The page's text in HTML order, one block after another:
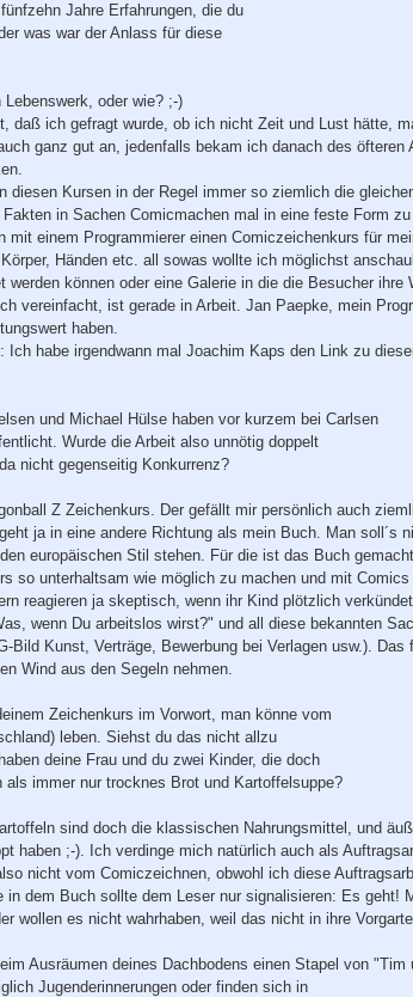
Jahre Erfahrungen, die du
was war der Anlass für diese
oder wie? ;-)
daß ich gefragt wurde, ob ich nicht Zeit und Lust hätte,
ganz gut an, jedenfalls bekam ich danach des
diesen Kursen in der Regel immer so ziemlich die
in Sachen Comicmachen mal in eine feste Form
mit einem Programmierer einen Comiczeichenkurs für
Händen etc. all sowas wollte ich möglichst
werden können oder eine Galerie in die die Besucher
vereinfacht, ist gerade in Arbeit. Jan Paepke, mein
haben.
Ich habe irgendwann mal Joachim Kaps den Link zu
und Michael Hülse haben vor kurzem bei Carlsen
Wurde die Arbeit also unnötig doppelt
nicht gegenseitig Konkurrenz?
Z Zeichenkurs. Der gefällt mir persönlich auch
ja in eine andere Richtung als mein Buch. Man
europäischen Stil stehen. Für die ist das Buch
so unterhaltsam wie möglich zu machen und mit
reagieren ja skeptisch, wenn ihr Kind plötzlich
wenn Du arbeitslos wirst?" und all diese bekannten
Bild Kunst, Verträge, Bewerbung bei Verlagen usw.).
Wind aus den Segeln nehmen.
Zeichenkurs im Vorwort, man könne vom
leben. Siehst du das nicht allzu
deine Frau und du zwei Kinder, die doch
als immer nur trocknes Brot und Kartoffelsuppe?
sind doch die klassischen Nahrungsmittel, und
haben ;-). Ich verdinge mich natürlich auch als
nicht vom Comiczeichnen, obwohl ich diese
in dem Buch sollte dem Leser nur signalisieren: Es
wollen es nicht wahrhaben, weil das nicht in ihre
Ausräumen deines Dachbodens einen Stapel von
Jugenderinnerungen oder finden sich in